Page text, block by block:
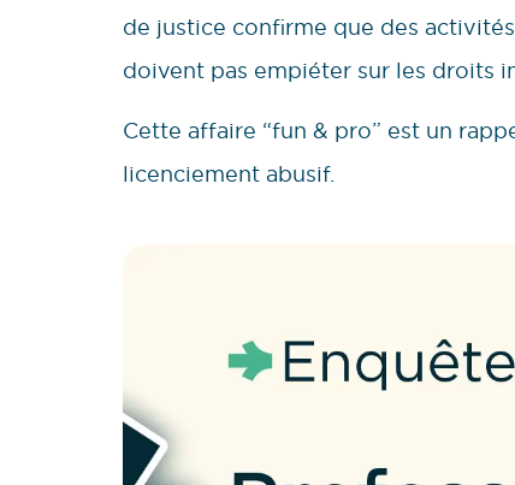
de justice confirme que des
doivent pas empiéter sur les droits
Cette affaire “fun & pro” est un
licenciement abusif.